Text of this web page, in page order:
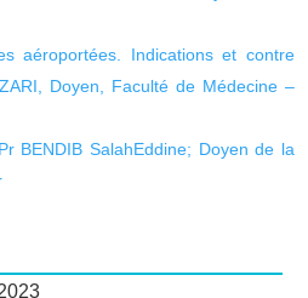
aéroportées. Indications et contre
Doyen, Faculté de Médecine –
BENDIB SalahEddine; Doyen de la